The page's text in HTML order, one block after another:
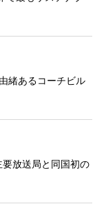
緒あるコーチビル
放送局と同国初の